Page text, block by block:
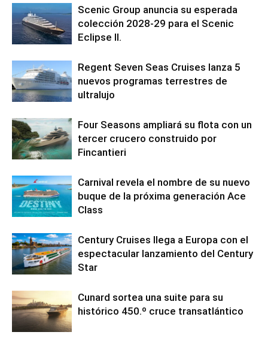
Scenic Group anuncia su esperada
colección 2028-29 para el Scenic
Eclipse II.
Regent Seven Seas Cruises lanza 5
nuevos programas terrestres de
ultralujo
Four Seasons ampliará su flota con un
tercer crucero construido por
Fincantieri
Carnival revela el nombre de su nuevo
buque de la próxima generación Ace
Class
Century Cruises llega a Europa con el
espectacular lanzamiento del Century
Star
Cunard sortea una suite para su
histórico 450.º cruce transatlántico